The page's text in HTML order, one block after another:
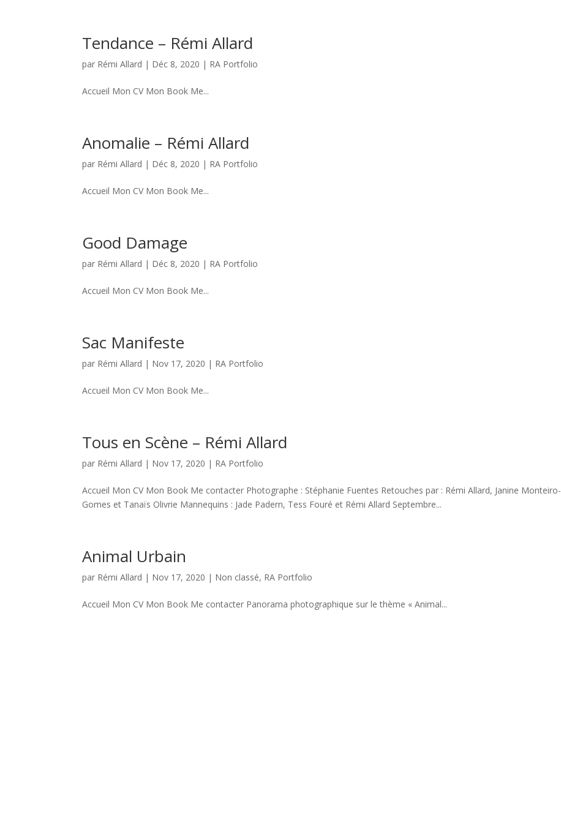
Tendance – Rémi Allard
par Rémi Allard | Déc 8, 2020 | RA Portfolio
Accueil Mon CV Mon Book Me...
Anomalie – Rémi Allard
par Rémi Allard | Déc 8, 2020 | RA Portfolio
Accueil Mon CV Mon Book Me...
Good Damage
par Rémi Allard | Déc 8, 2020 | RA Portfolio
Accueil Mon CV Mon Book Me...
Sac Manifeste
par Rémi Allard | Nov 17, 2020 | RA Portfolio
Accueil Mon CV Mon Book Me...
Tous en Scène – Rémi Allard
par Rémi Allard | Nov 17, 2020 | RA Portfolio
Accueil Mon CV Mon Book Me contacter Photographe : Stéphanie Fuentes Retouches par : Rémi Allard, Janine Monteiro-
Gomes et Tanaïs Olivrie Mannequins : Jade Padern, Tess Fouré et Rémi Allard Septembre...
Animal Urbain
par Rémi Allard | Nov 17, 2020 | Non classé, RA Portfolio
Accueil Mon CV Mon Book Me contacter Panorama photographique sur le thème « Animal...